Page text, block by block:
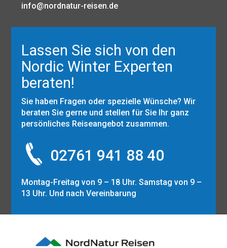
info@nordnatur-reisen.de
Lassen Sie sich von den
Nordic Winter Experten
beraten!
Sie haben Fragen oder spezielle Wünsche? Wir
beraten Sie gerne und stellen für Sie Ihr ganz
persönliches Reiseangebot zusammen.
02761 941 88 40
Montag-Freitag von 9 – 18 Uhr. Samstag von 9 –
13 Uhr. Und nach Vereinbarung